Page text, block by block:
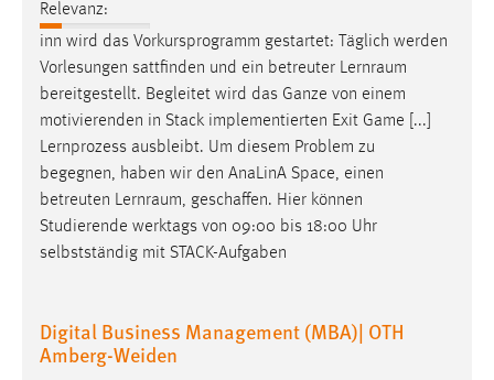
Relevanz:
inn wird das Vorkursprogramm gestartet: Täglich werden
Vorlesungen sattfinden und ein betreuter Lernraum
bereitgestellt. Begleitet wird das Ganze von einem
motivierenden in Stack implementierten Exit Game [...]
Lernprozess ausbleibt. Um diesem Problem zu
begegnen, haben wir den AnaLinA Space, einen
betreuten Lernraum, geschaffen. Hier können
Studierende werktags von 09:00 bis 18:00 Uhr
selbstständig mit STACK-Aufgaben
Digital Business Management (MBA)| OTH
Amberg-Weiden